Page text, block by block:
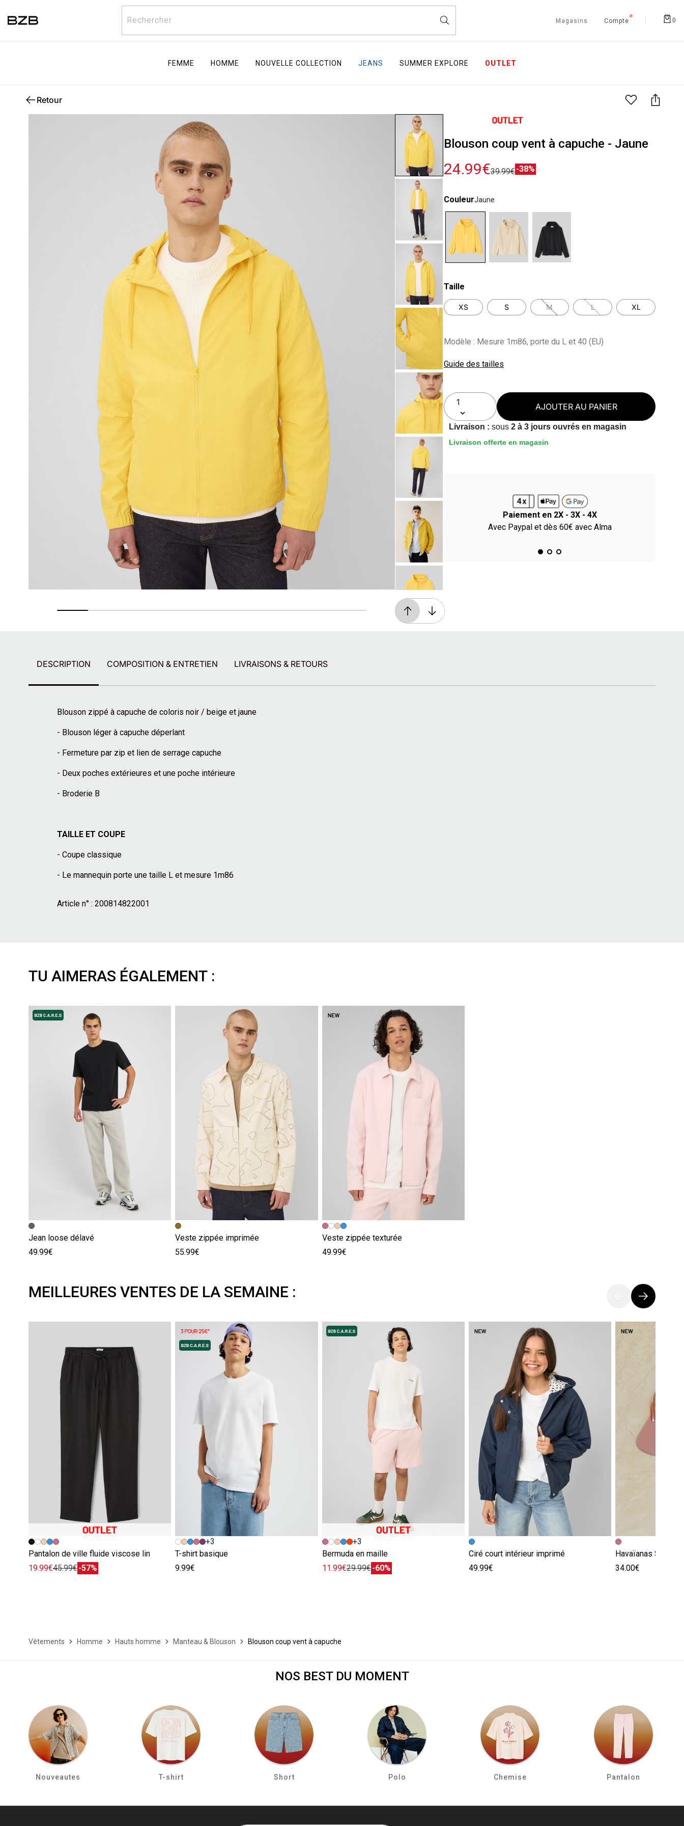
Rechercher Magasins Compte 0
FEMME HOMME NOUVELLE COLLECTION JEANS SUMMER EXPLORE OUTLET
Retour
Blouson coup vent à capuche - Jaune
24.99€39.99€-38%
CouleurJaune
Taille
XS S M L XL
Modèle : Mesure 1m86, porte du L et 40 (EU)
Guide des tailles
AJOUTER AU PANIER
Livraison : sous 2 à 3 jours ouvrés en magasin
Livraison offerte en magasin
Retours gratuits
Pendant 90 jours
Livraison offerte*
En magasin, ou dès 49€ d'achats à domicile
Paiement en 2X - 3X - 4X
Avec Paypal et dès 60€ avec Alma
DESCRIPTION COMPOSITION & ENTRETIEN LIVRAISONS & RETOURS
Blouson zippé à capuche de coloris noir / beige et jaune
- Blouson léger à capuche déperlant
- Fermeture par zip et lien de serrage capuche
- Deux poches extérieures et une poche intérieure
- Broderie B
TAILLE ET COUPE
- Coupe classique
- Le mannequin porte une taille L et mesure 1m86
Article n° : 200814822001
TU AIMERAS ÉGALEMENT :
Jean loose délavé
49.99€
Veste zippée imprimée
55.99€
Veste zippée texturée
49.99€
MEILLEURES VENTES DE LA SEMAINE :
Pantalon de ville fluide viscose lin
19.99€45.99€-57%
+3
T-shirt basique
9.99€
+3
Bermuda en maille
11.99€29.99€-60%
Ciré court intérieur imprimé
49.99€
Havaïanas Slim
34.00€
Vêtements Homme Hauts homme Manteau & Blouson Blouson coup vent à capuche
NOS BEST DU MOMENT
Nouveautes T-shirt Short Polo Chemise Pantalon